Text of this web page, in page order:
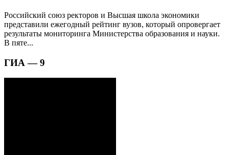
Российский союз ректоров и Высшая школа экономики
представили ежегодный рейтинг вузов, который опровергает
результаты мониторинга Министерства образования и науки.
В пяте...
ГИА — 9